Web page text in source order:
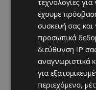
τεχνολογίες
έχουμε
συσκευή σας
προσωπικά
διεύθυνση IP
αναγνωριστικά
για
περιεχόμενο,